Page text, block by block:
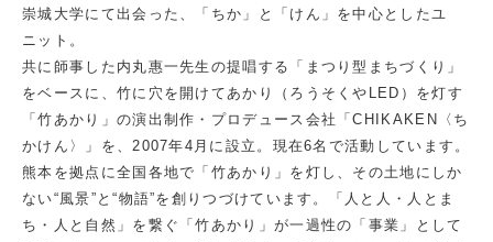
崇城大学にて出会った、「ちか」と「けん」を中心としたユ
ニット。
共に師事した内丸惠一先生の提唱する「まつり型まちづくり」
をベースに、竹に穴を開けてあかり（ろうそくやLED）を灯す
「竹あかり」の演出制作・プロデュース会社「CHIKAKEN〈ち
かけん〉」を、2007年4月に設立。現在6名で活動しています。
熊本を拠点に全国各地で「竹あかり」を灯し、その土地にしか
ない“風景”と“物語”を創りつづけています。「人と人・人とま
ち・人と自然」を繋ぐ「竹あかり」が一過性の「事業」として